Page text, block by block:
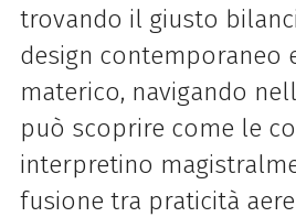
trovando il giusto
design contemporaneo
materico, navigando
può scoprire come le
interpretino
fusione tra praticità